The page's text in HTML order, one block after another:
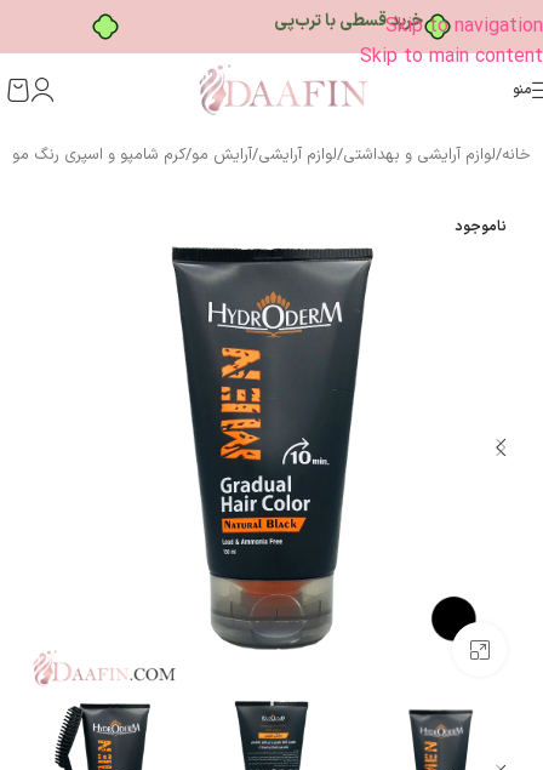
خرید قسطی با ترب‌پیSkip to navigation
Skip to main content
منو
خانه/لوازم آرایشی و بهداشتی/لوازم آرایشی/آرایش مو/کرم شامپو و اسپری رنگ مو
ناموجود
بزرگنمایی تصویر